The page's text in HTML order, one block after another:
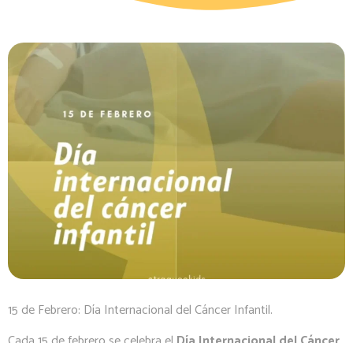
15 de Febrero: Día Internacional del Cáncer Infantil.